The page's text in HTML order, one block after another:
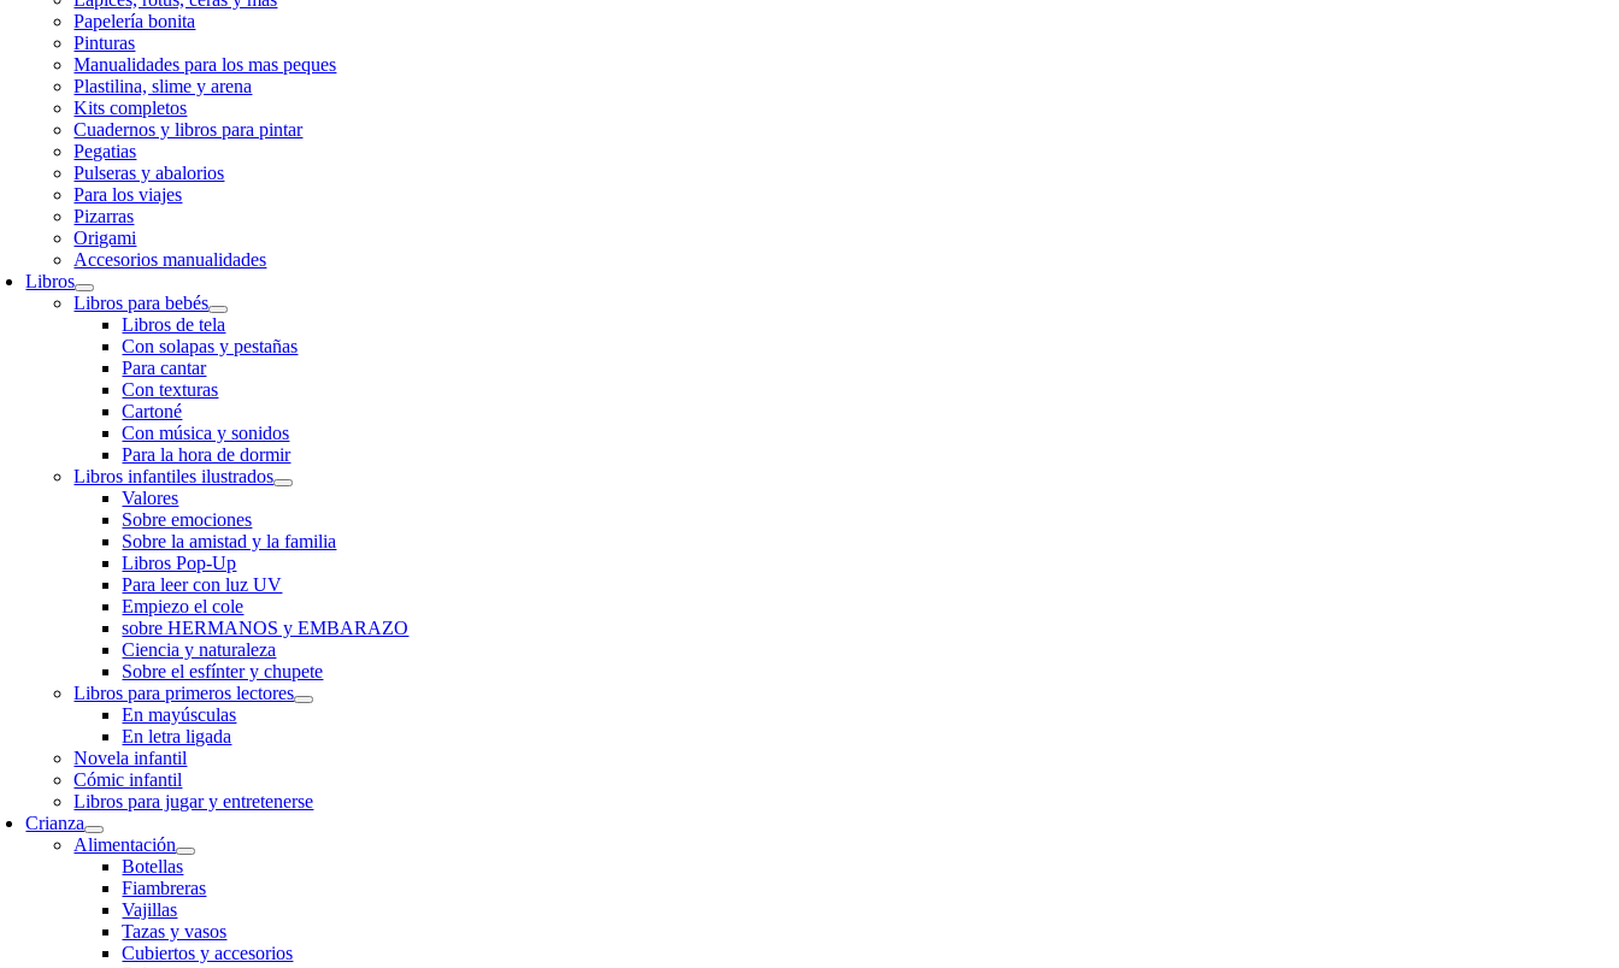
Papelería bonita
Pinturas
Manualidades para los mas peques
Plastilina, slime y arena
Kits completos
Cuadernos y libros para pintar
Pegatias
Pulseras y abalorios
Para los viajes
Pizarras
Origami
Accesorios manualidades
Libros
Libros para bebés
Libros de tela
Con solapas y pestañas
Para cantar
Con texturas
Cartoné
Con música y sonidos
Para la hora de dormir
Libros infantiles ilustrados
Valores
Sobre emociones
Sobre la amistad y la familia
Libros Pop-Up
Para leer con luz UV
Empiezo el cole
sobre HERMANOS y EMBARAZO
Ciencia y naturaleza
Sobre el esfínter y chupete
Libros para primeros lectores
En mayúsculas
En letra ligada
Novela infantil
Cómic infantil
Libros para jugar y entretenerse
Crianza
Alimentación
Botellas
Fiambreras
Vajillas
Tazas y vasos
Cubiertos y accesorios